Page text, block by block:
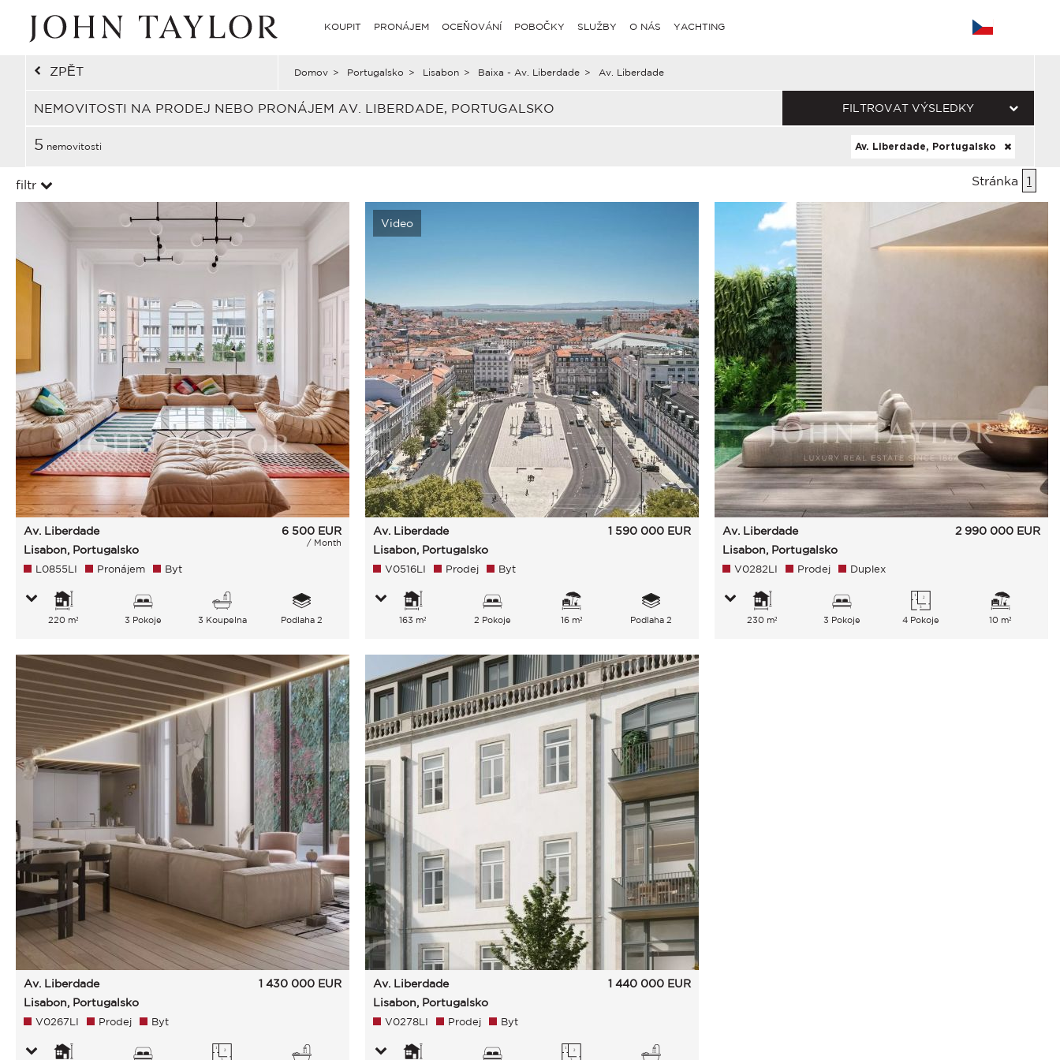
KOUPIT PRONÁJEM OCEŇOVÁNÍ POBOČKY SLUŽBY O NÁS YACHTING
ZPĚT Domov > Portugalsko > Lisabon > Baixa - Av. Liberdade > Av. Liberdade
NEMOVITOSTI NA PRODEJ NEBO PRONÁJEM AV. LIBERDADE, PORTUGALSKO FILTROVAT VÝSLEDKY
5 nemovitosti Av. Liberdade, Portugalsko
filtr Stránka 1
Av. Liberdade
Lisabon, Portugalsko
6 500 EUR
/ Month
L0855LI Pronájem Byt
220 m² 3 Pokoje 3 Koupelna Podlaha 2
Video
Av. Liberdade
Lisabon, Portugalsko
1 590 000 EUR
V0516LI Prodej Byt
163 m² 2 Pokoje 16 m² Podlaha 2
Av. Liberdade
Lisabon, Portugalsko
2 990 000 EUR
V0282LI Prodej Duplex
230 m² 3 Pokoje 4 Pokoje 10 m²
Av. Liberdade
Lisabon, Portugalsko
1 430 000 EUR
V0267LI Prodej Byt
Av. Liberdade
Lisabon, Portugalsko
1 440 000 EUR
V0278LI Prodej Byt